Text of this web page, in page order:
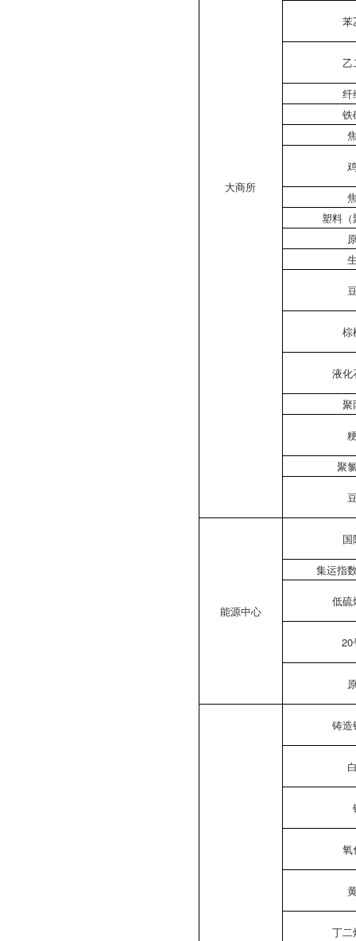
大商所
苯
乙
纤
铁
塑料（
棕
液化
聚
聚
能源中心
国
集运指
低硫
20
铸造
氧
丁二